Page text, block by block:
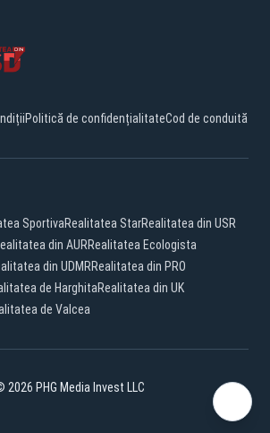
Politică de confidențialitateCod de conduită
SportivaRealitatea StarRealitatea din USR
din AURRealitatea Ecologista
din UDMRRealitatea din PRO
de HarghitaRealitatea din UK
de Valcea
2026 PHG Media Invest LLC